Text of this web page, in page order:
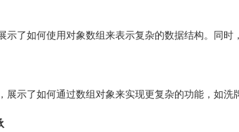
示了如何使用对象数组来表示复杂的数据结构。同时
展示了如何通过数组对象来实现更复杂的功能，如洗